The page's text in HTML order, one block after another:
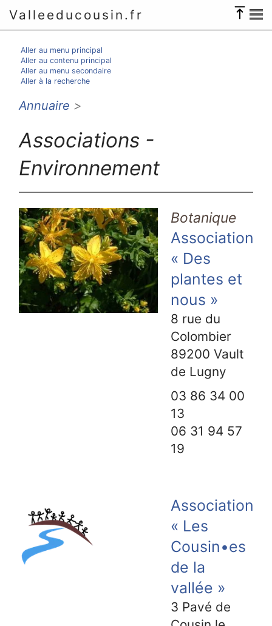
Valleeducousin.fr
Aller au menu principal
Aller au contenu principal
Aller au menu secondaire
Aller à la recherche
Annuaire >
Associations -
Environnement
Botanique
Association
« Des
plantes et
nous »
8 rue du
Colombier
89200 Vault
de Lugny
03 86 34 00
13
06 31 94 57
19
Association
« Les
Cousin•es
de la
vallée »
3 Pavé de